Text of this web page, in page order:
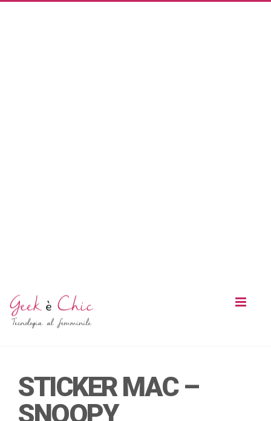
STICKER MAC –
SNOOPY